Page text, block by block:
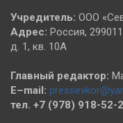
Учредитель: ООО
Адрес: Россия,
д. 1, кв. 10А
Главный редактор:
E–mail:
тел. +7 (978) 918-52-